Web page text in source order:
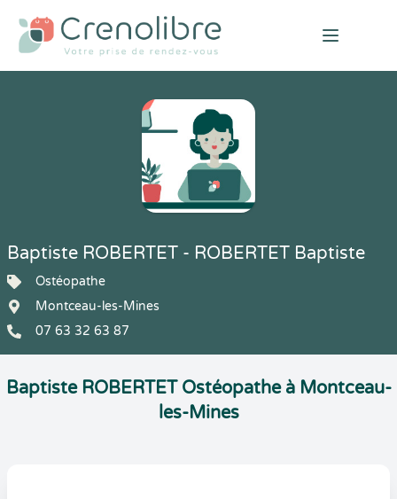
Open
Baptiste ROBERTET - ROBERTET Baptiste
Ostéopathe
Montceau-les-Mines
07 63 32 63 87
Baptiste ROBERTET Ostéopathe à Montceau-
les-Mines